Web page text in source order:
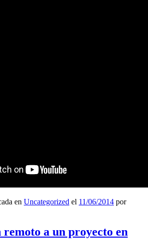
en Uncategorized el 11/06/2014 por
remoto a un proyecto en